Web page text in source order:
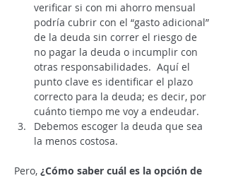
verificar si con mi ahorro mensual
podría cubrir con el “gasto adicional”
de la deuda sin correr el riesgo de
no pagar la deuda o incumplir con
otras responsabilidades.  Aquí el
punto clave es identificar el plazo
correcto para la deuda; es decir, por
cuánto tiempo me voy a endeudar.
Debemos escoger la deuda que sea
la menos costosa.
Pero, ¿Cómo saber cuál es la opción de